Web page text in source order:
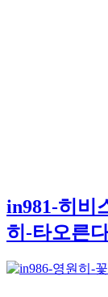
in981-히비
히-타오른